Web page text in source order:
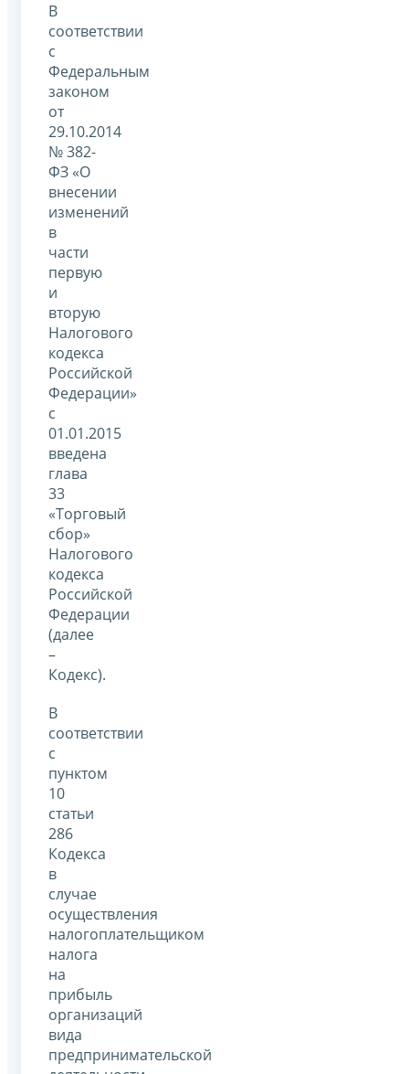
В
соответствии
с
Федеральным
законом
от
29.10.2014
№ 382-
ФЗ «О
внесении
изменений
в
части
первую
и
вторую
Налогового
кодекса
Российской
Федерации»
с
01.01.2015
введена
глава
33
«Торговый
сбор»
Налогового
кодекса
Российской
Федерации
(далее
–
Кодекс).
В
соответствии
с
пунктом
10
статьи
286
Кодекса
в
случае
осуществления
налогоплательщиком
налога
на
прибыль
организаций
вида
предпринимательской